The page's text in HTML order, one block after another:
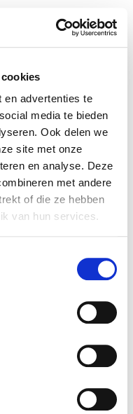
en advertenties te
media te bieden
Ook delen we
site met onze
en analyse. Deze
met andere
of die ze hebben
van hun services.
Over ons
Support Center